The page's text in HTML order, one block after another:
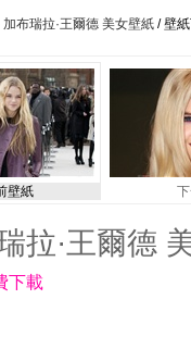
布瑞拉·王爾德 美女壁紙 / 壁
壁紙
拉·王爾德
下載